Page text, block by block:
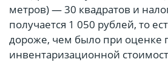
метров) — 30 квадратов и
получается 1 050 рублей, то
дороже, чем было при оценке
инвентаризационной